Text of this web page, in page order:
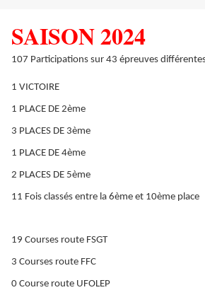
SAISON 2024
107 Participations sur 43 épreuves
1 VICTOIRE
1 PLACE DE 2ème
3 PLACES DE 3ème
1 PLACE DE 4ème
2 PLACES DE 5ème
11 Fois classés entre la 6ème et 10ème place
19 Courses route FSGT
3 Courses route FFC
0 Course route UFOLEP